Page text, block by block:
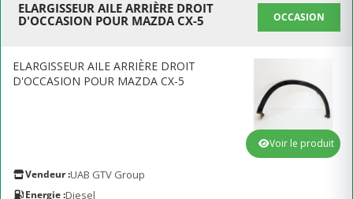
ELARGISSEUR AILE ARRIÈRE DROIT
D'OCCASION POUR MAZDA CX-5
OCCASION
ELARGISSEUR AILE ARRIÈRE DROIT
D'OCCASION POUR MAZDA CX-5
Vendeur :UAB GTV Group
Energie :Diesel
Voir le produit